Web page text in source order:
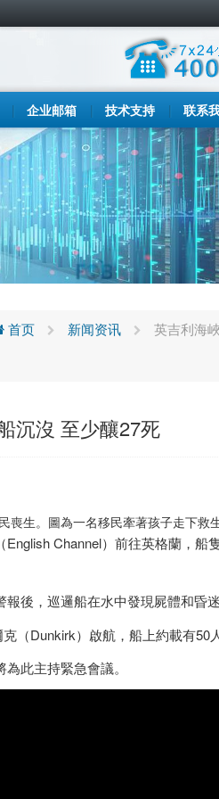
企业邮箱 技术支持 联系
首页 新闻资讯 英吉利海
沉沒 至少釀27死
喪生。圖為一名移民牽著孩子走下救
Channel）前往英格蘭，船
後，巡邏船在水中發現屍體和昏迷
（Dunkirk）啟航，船上約載有50
此主持緊急會議。